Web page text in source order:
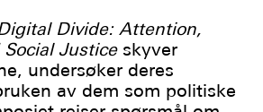
Divide: Attention,
Justiceskyver
undersøker deres
av dem som politiske